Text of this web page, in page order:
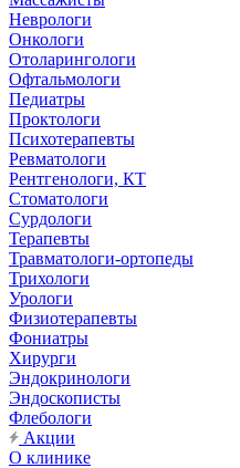
Неврологи
Онкологи
Отоларингологи
Офтальмологи
Педиатры
Проктологи
Психотерапевты
Ревматологи
Рентгенологи, КТ
Стоматологи
Сурдологи
Терапевты
Травматологи-ортопеды
Трихологи
Урологи
Физиотерапевты
Фониатры
Хирурги
Эндокринологи
Эндоскописты
Флебологи
Акции
О клинике